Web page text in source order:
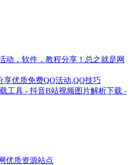
动，软件，教程分享！总之就是网
享优质免费QQ活动,QQ技巧
工具 - 抖音B站视频图片解析下载 -
优质资源站点